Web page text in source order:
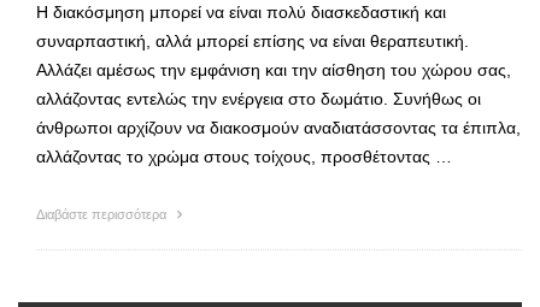
Η διακόσμηση μπορεί να είναι πολύ διασκεδαστική και
συναρπαστική, αλλά μπορεί επίσης να είναι θεραπευτική.
Αλλάζει αμέσως την εμφάνιση και την αίσθηση του χώρου σας,
αλλάζοντας εντελώς την ενέργεια στο δωμάτιο. Συνήθως οι
άνθρωποι αρχίζουν να διακοσμούν αναδιατάσσοντας τα έπιπλα,
αλλάζοντας το χρώμα στους τοίχους, προσθέτοντας …
Διαβάστε περισσότερα